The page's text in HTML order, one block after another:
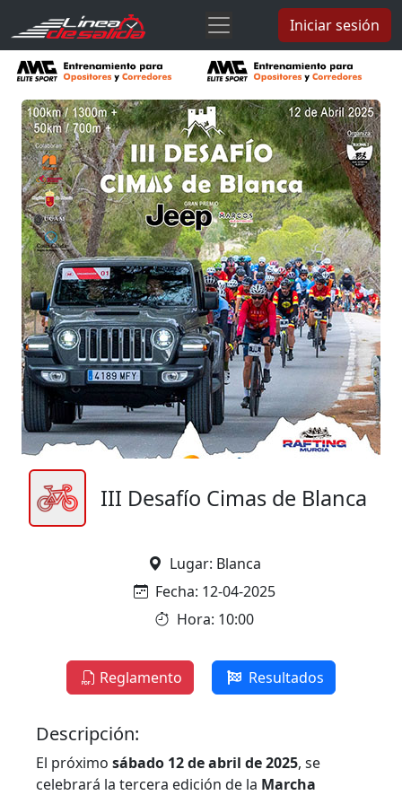
Iniciar sesión
III Desafío Cimas de Blanca
Lugar: Blanca
Fecha: 12-04-2025
Hora: 10:00
Reglamento Resultados
Descripción:
El próximo sábado 12 de abril de 2025, se
celebrará la tercera edición de la Marcha